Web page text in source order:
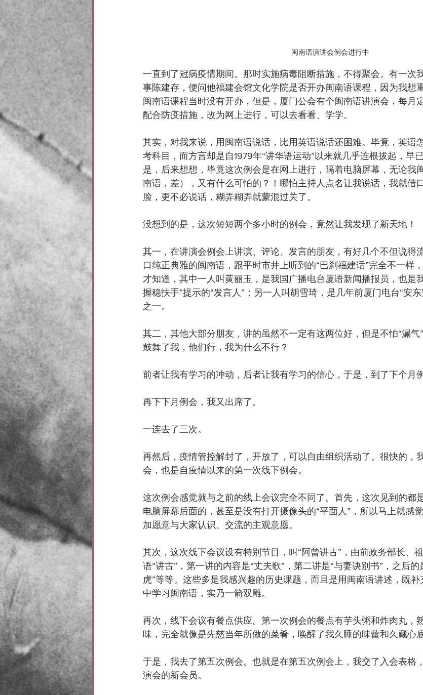
闽南语演讲会例会进行中
一直到了冠病疫情期间。那时实施病毒阻断措施，不得聚会。有一次
事陈建存，便问他福建会馆文化学院是否开办闽南语课程，因为我想
闽南语课程当时没有开办，但是，厦门公会有个闽南语讲演会，每月
配合防疫措施，改为网上进行，可以去看看、学学。
其实，对我来说，用闽南语说话，比用英语说话还困难。毕竟，英语
考科目，而方言却是自1979年“讲华语运动”以来就几乎连根拔起，早
是，后来想想，毕竟这次例会是在网上进行，隔着电脑屏幕，无论我
南语，差），又有什么可怕的？！哪怕主持人点名让我说话，我就借
脸，更不必说话，糊弄糊弄就蒙混过关了。
没想到的是，这次短短两个多小时的例会，竟然让我发现了新天地！
其一，在讲演会例会上讲演、评论、发言的朋友，有好几个不但说得
口纯正典雅的闽南语，跟平时市井上听到的“巴刹福建话”完全不一样
才知道，其中一人叫黄丽玉，是我国广播电台厦语新闻播报员，也是
握稳扶手”提示的“发言人”；另一人叫胡雪琦，是几年前厦门电台“安
之一。
其二，其他大部分朋友，讲的虽然不一定有这两位好，但是不怕“漏气
鼓舞了我，他们行，我为什么不行？
前者让我有学习的冲动，后者让我有学习的信心，于是，到了下个月
再下下月例会，我又出席了。
一连去了三次。
再然后，疫情管控解封了，开放了，可以自由组织活动了。很快的，
会，也是自疫情以来的第一次线下例会。
这次例会感觉就与之前的线上会议完全不同了。首先，这次见到的都
电脑屏幕后面的，甚至是没有打开摄像头的“平面人”，所以马上就感
加愿意与大家认识、交流的主观意愿。
其次，这次线下会议设有特别节目，叫“阿曾讲古”，由前政务部长、
语“讲古”，第一讲的内容是“丈夫歌”，第二讲是“与妻诀别书”，之后的
虎”等等。这些多是我感兴趣的历史课题，而且是用闽南语讲述，既
中学习闽南语，实乃一箭双雕。
再次，线下会议有餐点供应。第一次例会的餐点有芋头粥和炸肉丸，
味，完全就像是先慈当年所做的菜肴，唤醒了我久睡的味蕾和久藏心
于是，我去了第五次例会。也就是在第五次例会上，我交了入会表格
演会的新会员。